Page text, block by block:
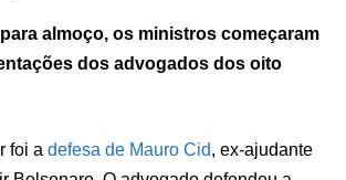
almoço, os ministros começaram
dos advogados dos oito
foi a defesa de Mauro Cid, ex-ajudante